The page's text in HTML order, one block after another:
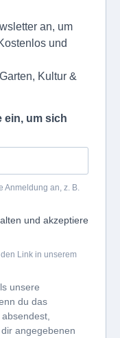
an, um
und
Kultur &
ein, um sich
Anmeldung an, z. B.
und akzeptiere
Link in unserem
unsere
du das
angegebenen